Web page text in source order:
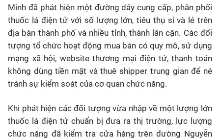
Minh đã phát hiện một đường dây cung cấp, phân phối
thuốc lá điện tử với số lượng lớn, tiêu thụ sỉ và lẻ trên
địa bàn thành phố và nhiều tỉnh, thành lân cận. Các đối
tượng tổ chức hoạt động mua bán có quy mô, sử dụng
mạng xã hội, website thương mại điện tử, thanh toán
không dùng tiền mặt và thuê shipper trung gian để né
tránh sự kiểm soát của cơ quan chức năng.
Khi phát hiện các đối tượng vừa nhập về một lượng lớn
thuốc lá điện tử chuẩn bị đưa ra thị trường, lực lượng
chức năng đã kiểm tra cửa hàng trên đường Nguyễn